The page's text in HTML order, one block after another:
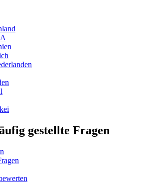
gestellte Fragen